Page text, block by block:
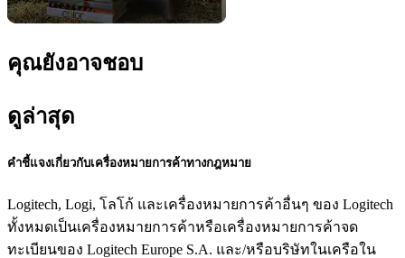
คุณยังอาจชอบ
ดูล่าสุด
คำชี้แจงเกี่ยวกับเครื่องหมายการค้าทางกฎหมาย
Logitech, Logi, โลโก้ และเครื่องหมายการค้าอื่นๆ ของ Logitech
ทั้งหมดเป็นเครื่องหมายการค้าหรือเครื่องหมายการค้าจด
ทะเบียนของ Logitech Europe S.A. และ/หรือบริษัทในเครือใน